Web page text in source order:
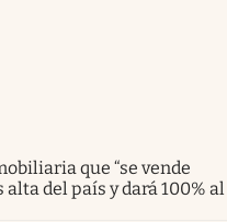
que “se vende
alta del país y dará 100% al